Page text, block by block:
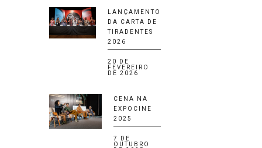
LANÇAMENTO
DA CARTA DE
TIRADENTES
2026
20 DE
FEVEREIRO
DE 2026
CENA NA
EXPOCINE
2025
7 DE
OUTUBRO